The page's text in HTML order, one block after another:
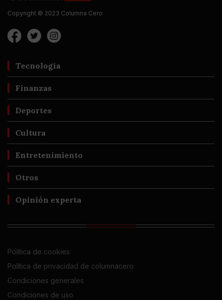
Copyright © 2023 Columna Cero
Tecnología
Finanzas
Deportes
Cultura
Entretenimiento
Otros
Opinión experta
Política de cookies
Política de privacidad de columnacero
Condiciones generales
Condiciones de uso